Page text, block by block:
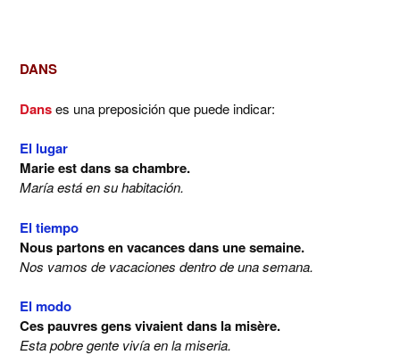
DANS
Danses una preposición que puede indicar:
El lugar
Marie est dans sa chambre.
María está en su habitación.
El tiempo
Nous partons en vacances dans une semaine.
Nos vamos de vacaciones dentro de una semana.
El modo
Ces pauvres gens vivaient dans la misère.
Esta pobre gente vivía en la miseria.